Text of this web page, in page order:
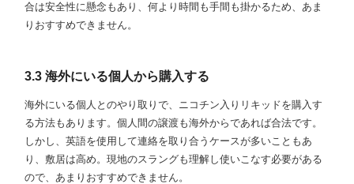
合は安全性に懸念もあり、何より時間も手間も掛かるため、あま
りおすすめできません。
3.3 海外にいる個人から購入する
海外にいる個人とのやり取りで、ニコチン入りリキッドを購入す
る方法もあります。個人間の譲渡も海外からであれば合法です。
しかし、英語を使用して連絡を取り合うケースが多いこともあ
り、敷居は高め。現地のスラングも理解し使いこなす必要がある
ので、あまりおすすめできません。